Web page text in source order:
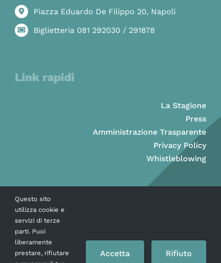
Piazza Eduardo De Filippo 20, Napoli
Biglietteria 081 292030 / 291878
Link rapidi
La Stagione
Press
Amministrazione Trasparente
Privacy Policy
Whistleblowing
Questo sito
utilizza cookie e
servizi di terze
parti. Puoi
liberamente
prestare, rifiutare
Accetta Rifiuto